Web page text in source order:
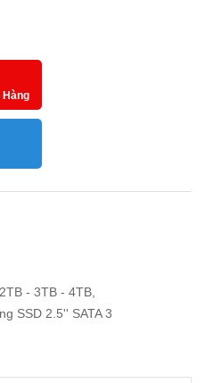
Hàng
- 3TB - 4TB,
SSD 2.5'' SATA 3